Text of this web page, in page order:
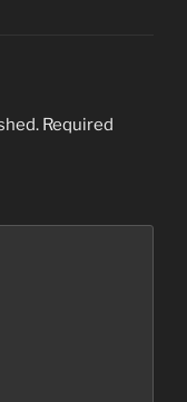
Required